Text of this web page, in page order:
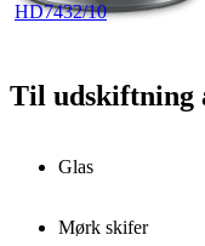
HD7432/10
Til udskiftning
Glas
Mørk skifer